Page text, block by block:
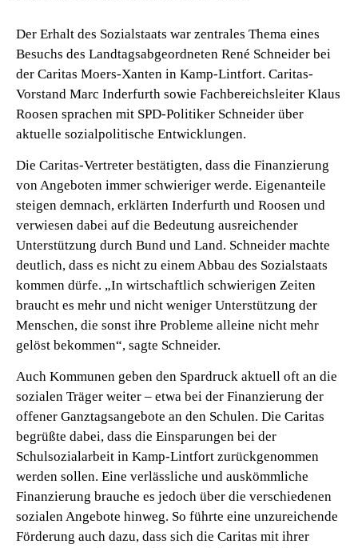
Der Erhalt des Sozialstaats war zentrales Thema eines
Besuchs des Landtagsabgeordneten René Schneider bei
der Caritas Moers-Xanten in Kamp-Lintfort. Caritas-
Vorstand Marc Inderfurth sowie Fachbereichsleiter Klaus
Roosen sprachen mit SPD-Politiker Schneider über
aktuelle sozialpolitische Entwicklungen.
Die Caritas-Vertreter bestätigten, dass die Finanzierung
von Angeboten immer schwieriger werde. Eigenanteile
steigen demnach, erklärten Inderfurth und Roosen und
verwiesen dabei auf die Bedeutung ausreichender
Unterstützung durch Bund und Land. Schneider machte
deutlich, dass es nicht zu einem Abbau des Sozialstaats
kommen dürfe. „In wirtschaftlich schwierigen Zeiten
braucht es mehr und nicht weniger Unterstützung der
Menschen, die sonst ihre Probleme alleine nicht mehr
gelöst bekommen“, sagte Schneider.
Auch Kommunen geben den Spardruck aktuell oft an die
sozialen Träger weiter – etwa bei der Finanzierung der
offener Ganztagsangebote an den Schulen. Die Caritas
begrüßte dabei, dass die Einsparungen bei der
Schulsozialarbeit in Kamp-Lintfort zurückgenommen
werden sollen. Eine verlässliche und auskömmliche
Finanzierung brauche es jedoch über die verschiedenen
sozialen Angebote hinweg. So führte eine unzureichende
Förderung auch dazu, dass sich die Caritas mit ihrer